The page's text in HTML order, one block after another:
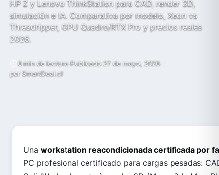
HP Z y Lenovo ThinkStation para CAD, render 3D,
simulación e IA. Comparativa por modelo, Xeon vs
Threadripper, GPU Quadro/RTX Pro y precios reales
2026.
6 min de lectura·Publicado 27 de mayo, 2026·
por SmartDeal.cl
Una workstation reacondicionada certificada por
PC profesional certificado para cargas pesadas: